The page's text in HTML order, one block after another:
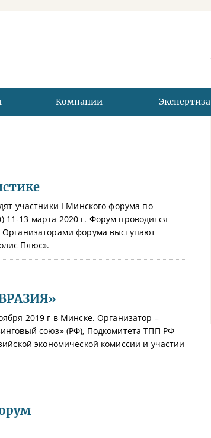
Компании Экспертиза
участники I Минского форума по
11-13 марта 2020 г. Форум проводится
форума выступают
Плюс».
2019 г в Минске. Организатор –
союз» (РФ), Подкомитета ТПП РФ
экономической комиссии и участии